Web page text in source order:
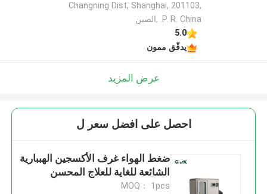
Changning Dist, Shanghai, 201103,
P. R. China. ,الصين
5.0
يدقّق ممون
عرض المزيد
احصل على افضل سعر ل
ضغط الهواء غرف الأكسجين الهببارية
الشائعة للغاية للعلاج المحسن
MOQ： 1pcs